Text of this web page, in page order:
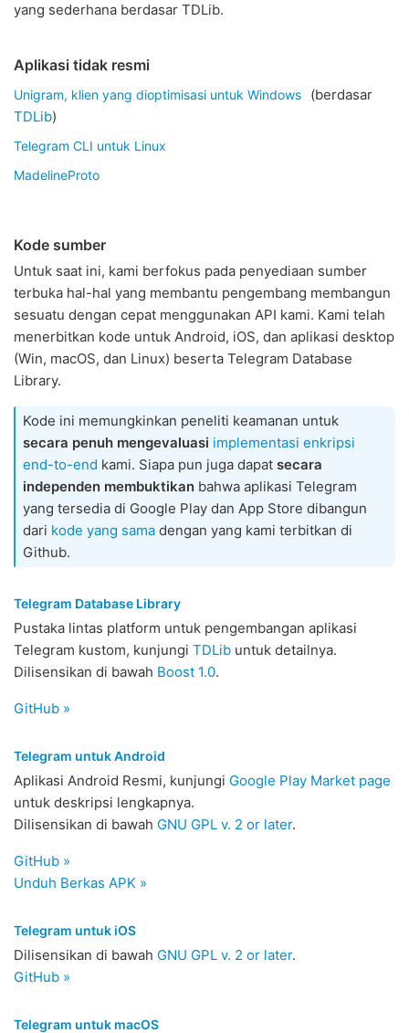
yang sederhana berdasar TDLib.
Aplikasi tidak resmi
Unigram, klien yang dioptimisasi untuk Windows
(berdasar
TDLib)
Telegram CLI untuk Linux
MadelineProto
Kode sumber
Untuk saat ini, kami berfokus pada penyediaan sumber
terbuka hal-hal yang membantu pengembang membangun
sesuatu dengan cepat menggunakan API kami. Kami telah
menerbitkan kode untuk Android, iOS, dan aplikasi desktop
(Win, macOS, dan Linux) beserta Telegram Database
Library.
Kode ini memungkinkan peneliti keamanan untuk
secara penuh mengevaluasi implementasi enkripsi
end-to-end kami. Siapa pun juga dapat secara
independen membuktikan bahwa aplikasi Telegram
yang tersedia di Google Play dan App Store dibangun
dari kode yang sama dengan yang kami terbitkan di
Github.
Telegram Database Library
Pustaka lintas platform untuk pengembangan aplikasi
Telegram kustom, kunjungi TDLib untuk detailnya.
Dilisensikan di bawah Boost 1.0.
GitHub »
Telegram untuk Android
Aplikasi Android Resmi, kunjungi Google Play Market page
untuk deskripsi lengkapnya.
Dilisensikan di bawah GNU GPL v. 2 or later.
GitHub »
Unduh Berkas APK »
Telegram untuk iOS
Dilisensikan di bawah GNU GPL v. 2 or later.
GitHub »
Telegram untuk macOS